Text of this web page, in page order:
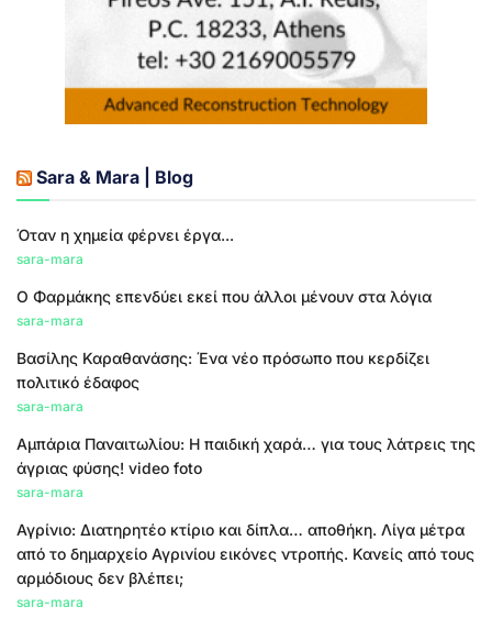
Sara & Mara | Blog
Όταν η χημεία φέρνει έργα...
sara-mara
Ο Φαρμάκης επενδύει εκεί που άλλοι μένουν στα λόγια
sara-mara
Βασίλης Καραθανάσης: Ένα νέο πρόσωπο που κερδίζει
πολιτικό έδαφος
sara-mara
Αμπάρια Παναιτωλίου: Η παιδική χαρά… για τους λάτρεις της
άγριας φύσης! video foto
sara-mara
Αγρίνιο: Διατηρητέο κτίριο και δίπλα… αποθήκη. Λίγα μέτρα
από το δημαρχείο Αγρινίου εικόνες ντροπής. Κανείς από τους
αρμόδιους δεν βλέπει;
sara-mara